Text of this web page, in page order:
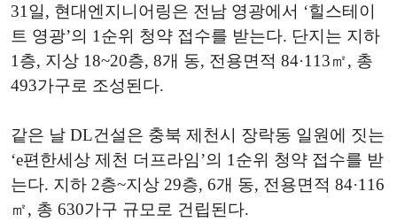
31일, 현대엔지니어링은 전남 영광에서 ‘힐스테이
트 영광’의 1순위 청약 접수를 받는다. 단지는 지하
1층, 지상 18~20층, 8개 동, 전용면적 84·113㎡, 총
493가구로 조성된다.
같은 날 DL건설은 충북 제천시 장락동 일원에 짓는
‘e편한세상 제천 더프라임’의 1순위 청약 접수를 받
는다. 지하 2층~지상 29층, 6개 동, 전용면적 84·116
㎡, 총 630가구 규모로 건립된다.